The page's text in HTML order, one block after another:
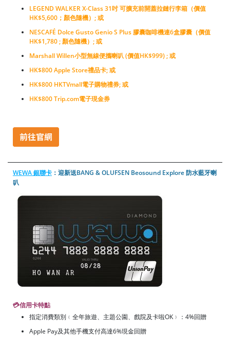
LEGEND WALKER X-Class 31吋 可擴充前開蓋拉鏈行李箱（價值
HK$5,600；顏色隨機）; 或
NESCAFÉ Dolce Gusto Genio S Plus 膠囊咖啡機連6盒膠囊（價值
HK$1,780 ; 顏色隨機）; 或
Marshall Willen小型無線便攜喇叭 (價值HK$999) ; 或
HK$800 Apple Store禮品卡; 或
HK$800 HKTVmall電子購物禮券; 或
HK$800 Trip.com電子現金券
WEWA 銀聯卡 ：迎新送BANG & OLUFSEN Beosound Explore 防水藍牙喇
叭
💳信用卡特點
指定消費類別﹙全年旅遊、主題公園、戲院及卡啦OK﹚：4%回贈
Apple Pay及其他手機支付高達6%現金回贈